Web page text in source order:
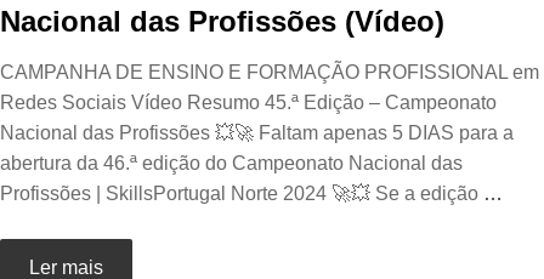
Nacional das Profissões (Vídeo)
CAMPANHA DE ENSINO E FORMAÇÃO PROFISSIONAL em
Redes Sociais Vídeo Resumo 45.ª Edição – Campeonato
Nacional das Profissões 💥🚀 Faltam apenas 5 DIAS para a
abertura da 46.ª edição do Campeonato Nacional das
Profissões | SkillsPortugal Norte 2024 🚀💥 Se a edição …
Ler mais